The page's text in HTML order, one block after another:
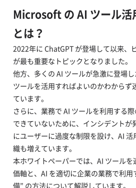
Microsoft の AI ツール活
とは？
2022年に ChatGPT が登場して以来、
が最も重要なトピックとなりました。
他方、多くの AI ツールが急激に登場
ツールを活用すればよいのかわからず
ています。
さらに、業務で AI ツールを利用する
できていないために、インシデントが
にユーザーに過度な制限を設け、AI
織も増えています。
本ホワイトペーパーでは、AI ツール
価軸と、AI を適切に企業の業務で利用
備” の方法について解説しています。